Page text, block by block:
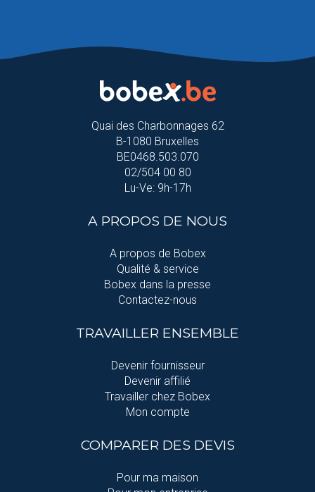
Quai des Charbonnages 62
B-1080 Bruxelles
BE0468.503.070
02/504 00 80
Lu-Ve: 9h-17h
A PROPOS DE NOUS
A propos de Bobex
Qualité & service
Bobex dans la presse
Contactez-nous
TRAVAILLER ENSEMBLE
Devenir fournisseur
Devenir affilié
Travailler chez Bobex
Mon compte
COMPARER DES DEVIS
Pour ma maison